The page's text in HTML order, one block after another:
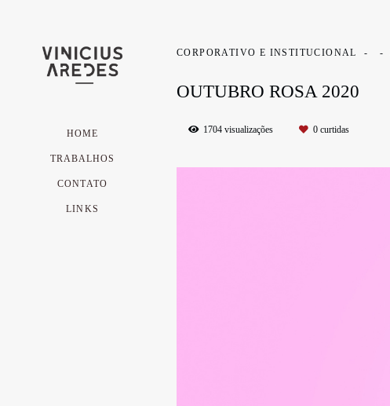
HOME
TRABALHOS
CONTATO
LINKS
CORPORATIVO E INSTITUCIONAL
OUTUBRO ROSA 2020
1704 visualizações 0 curtidas